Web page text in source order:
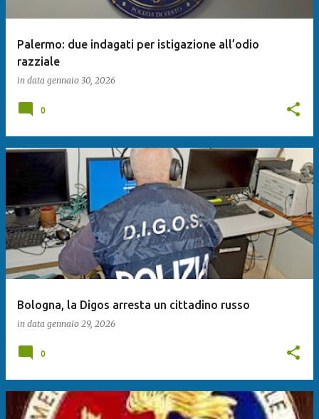
Palermo: due indagati per istigazione all’odio
razziale
in data gennaio 30, 2026
0
Bologna, la Digos arresta un cittadino russo
in data gennaio 29, 2026
0